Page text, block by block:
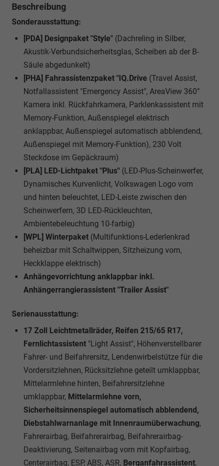
Beschreibung
Sonderausstattung:
[PDA] Designpaket "Style" (Dachreling in Silber,
Akustik-Verbundsicherheitsglas, Scheiben ab der B-
Säule abgedunkelt)
[PHA] Fahrassistenzpaket "IQ.Drive (Travel Assist,
Notfallassistent "Emergency Assist", AreaView 360°
Kamera inkl. Rückfahrkamera, Parklenkassistent mit
Memory-Funktion, Außenspiegel elektrisch
anklappbar, Außenspiegel automatisch abblendend,
Außenspiegel mit Memory-Funktion), 230 Volt
Steckdose im Gepäckraum)
[PLA] LED-Lichtpaket "Plus" (LED-Plus-Scheinwerfer,
Dynamisches Kurvenlicht, Volkswagen Logo vorn
und hinten beleuchtet, LED-Leiste zwischen den
Scheinwerfern, 3D LED-Rückleuchten,
Ambientebeleuchtung 10-farbig)
[WPL] Winterpaket (Multifunktions-Lederlenkrad
beheizbar mit Schaltwippen, Sitzheizung vorn,
Heckklappe elektrisch)
Anhängevorrichtung anklappbar inkl.
Anhängerrangierassistent "Trailer Assist"
Serienausstattung:
17 Zoll Leichtmetallräder, Reifen 215/65 R17,
Fernlichtassistent "Light Assist", Höhenverstellbarer
Fahrer- und Beifahrersitz, Lendenwirbelstütze für die
Vordersitzlehnen, Rücksitzlehne geteilt umklappbar,
Mittelarmlehne hinten, Beifahrersitzlehne
umklappbar, Mittelarmlehne vorn,
Sicherheitsinnenspiegel automatisch abblendend,
Diebstahlwarnanlage mit Innenraumüberwachung,
Fahrerairbag, Beifahrerairbag, Beifahrerairbag-
Deaktivierung, Seitenairbag vorn mit Kopfairbag,
Centerairbag, ESP, ABS, ASR, Berganfahrassistent,